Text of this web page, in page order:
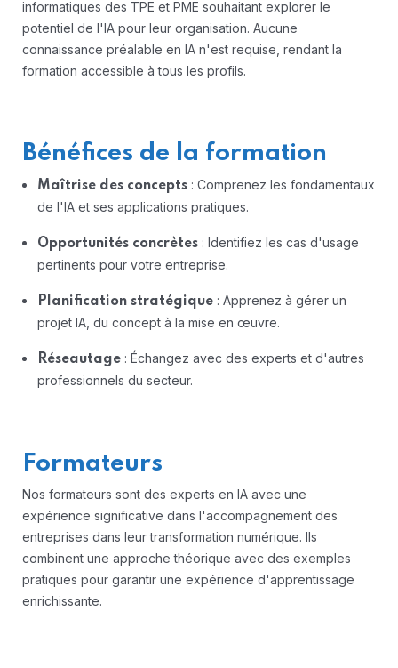
informatiques des TPE et PME souhaitant explorer le
potentiel de l'IA pour leur organisation. Aucune
connaissance préalable en IA n'est requise, rendant la
formation accessible à tous les profils.
Bénéfices de la formation
Maîtrise des concepts : Comprenez les fondamentaux
de l'IA et ses applications pratiques.
Opportunités concrètes : Identifiez les cas d'usage
pertinents pour votre entreprise.
Planification stratégique : Apprenez à gérer un
projet IA, du concept à la mise en œuvre.
Réseautage : Échangez avec des experts et d'autres
professionnels du secteur.
Formateurs
Nos formateurs sont des experts en IA avec une
expérience significative dans l'accompagnement des
entreprises dans leur transformation numérique. Ils
combinent une approche théorique avec des exemples
pratiques pour garantir une expérience d'apprentissage
enrichissante.